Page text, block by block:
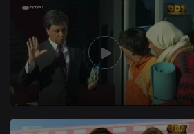
215464